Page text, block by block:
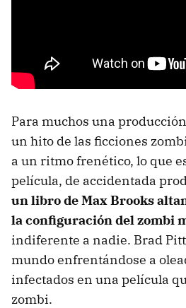
Para muchos una
un hito de las ficciones
a un ritmo frenético, lo que
película, de accidentada
un libro de Max Brooks
la configuración del zombi
indiferente a nadie. Brad
mundo enfrentándose a
infectados en una película
zombi.